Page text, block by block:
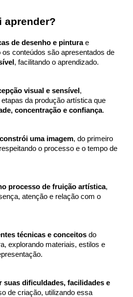
aprender?
de desenho e pinturae
conteúdos são apresentados de
, facilitando o aprendizado.
visual e sensível ,
da produção artística que
concentração e confiança.
uma imagem, do primeiro
o processo e o tempo de
processo de fruição artística,
atenção e relação com o
técnicas e conceitos do
explorando materiais, estilos e
suas dificuldades, facilidades e
de criação, utilizando essa